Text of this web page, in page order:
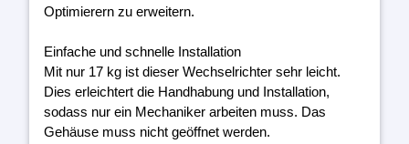
Optimierern zu erweitern.
Einfache und schnelle Installation
Mit nur 17 kg ist dieser Wechselrichter sehr leicht.
Dies erleichtert die Handhabung und Installation,
sodass nur ein Mechaniker arbeiten muss. Das
Gehäuse muss nicht geöffnet werden.